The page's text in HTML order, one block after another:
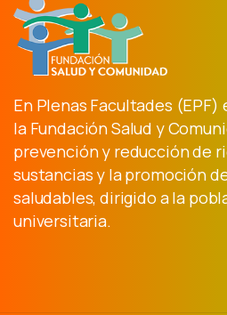
En Plenas Facultades
la Fundación Salud y
prevención y reducción de
sustancias y la promoción
saludables, dirigido a la
universitaria.